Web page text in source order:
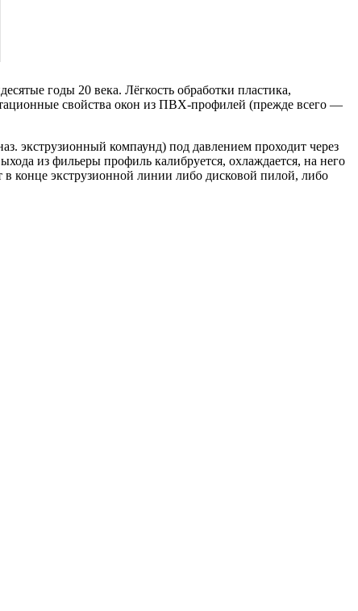
годы 20 века. Лёгкость обработки пластика,
свойства окон из ПВХ-профилей (прежде всего —
экструзионный компаунд) под давлением проходит через
из фильеры профиль калибруется, охлаждается, на него
конце экструзионной линии либо дисковой пилой, либо